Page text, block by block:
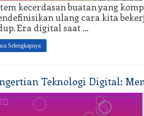
kecerdasan buatan yang
ulang cara kita
Era digital saat …
Selengkapnya
Teknologi Digital: